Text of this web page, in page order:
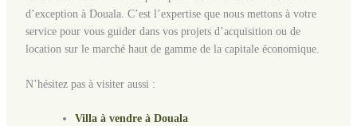
d’exception à Douala. C’est l’expertise que nous mettons à votre
service pour vous guider dans vos projets d’acquisition ou de
location sur le marché haut de gamme de la capitale économique.
N’hésitez pas à visiter aussi :
Villa à vendre à Douala